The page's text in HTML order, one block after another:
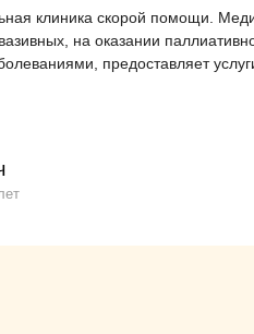
клиника скорой помощи.
на оказании
предоставляет